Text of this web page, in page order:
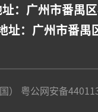
：广州市番禺
址：广州市番
） 粤公网安备